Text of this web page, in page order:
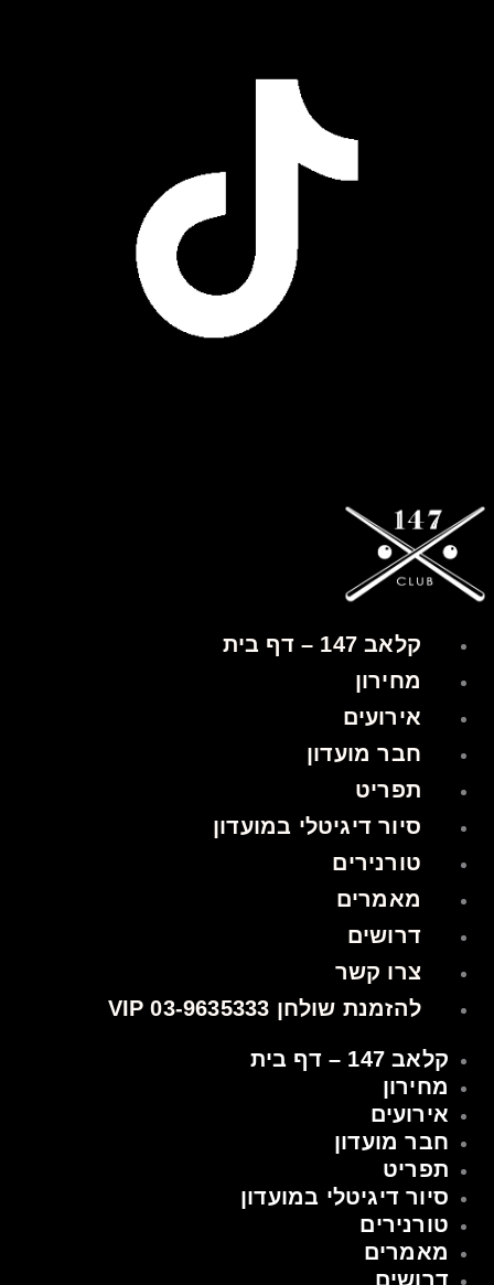
קלאב 147 – דף בית
מחירון
אירועים
חבר מועדון
תפריט
סיור דיגיטלי במועדון
טורנירים
מאמרים
דרושים
צרו קשר
להזמנת שולחן VIP 03-9635333
קלאב 147 – דף בית
מחירון
אירועים
חבר מועדון
תפריט
סיור דיגיטלי במועדון
טורנירים
מאמרים
דרושים